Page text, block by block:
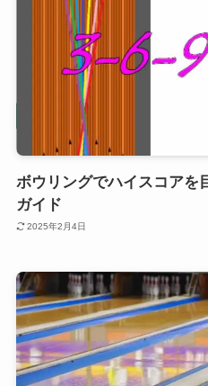
ボウリングでハイスコアを
ガイド
2025年2月4日